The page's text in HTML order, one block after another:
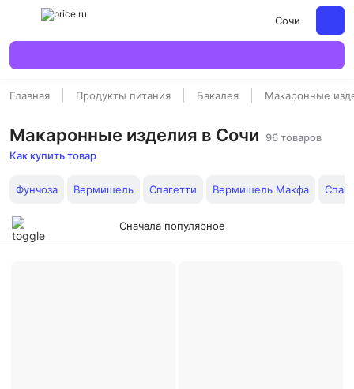
Сочи
Главная Продукты питания Бакалея Макаронные
Макаронные изделия в Сочи
96 товаров
Как купить товар
Фунчоза Вермишель Спагетти Вермишель Макфа
Сначала популярное